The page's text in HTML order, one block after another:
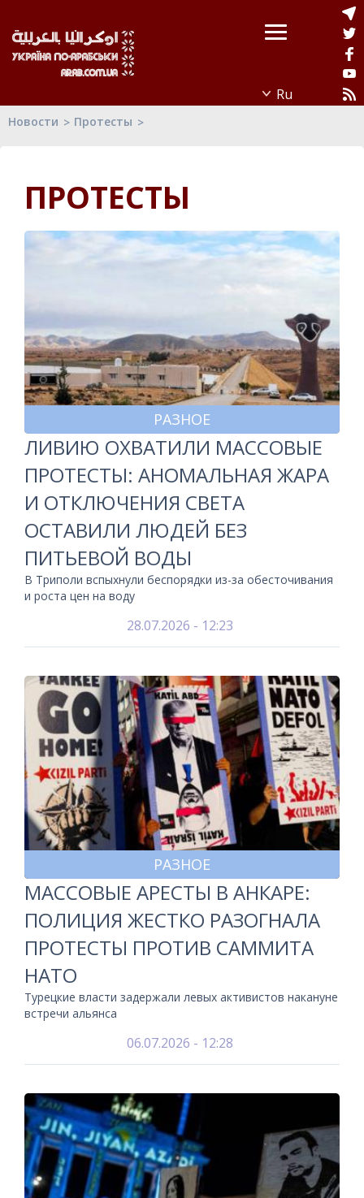
Новости Протесты
ПРОТЕСТЫ
РАЗНОЕ
ЛИВИЮ ОХВАТИЛИ МАССОВЫЕ
ПРОТЕСТЫ: АНОМАЛЬНАЯ ЖАРА
И ОТКЛЮЧЕНИЯ СВЕТА
ОСТАВИЛИ ЛЮДЕЙ БЕЗ
ПИТЬЕВОЙ ВОДЫ
В Триполи вспыхнули беспорядки из-за обесточивания
и роста цен на воду
28.07.2026 - 12:23
РАЗНОЕ
МАССОВЫЕ АРЕСТЫ В АНКАРЕ:
ПОЛИЦИЯ ЖЕСТКО РАЗОГНАЛА
ПРОТЕСТЫ ПРОТИВ САММИТА
НАТО
Турецкие власти задержали левых активистов накануне
встречи альянса
06.07.2026 - 12:28